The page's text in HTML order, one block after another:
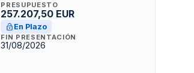
PRESUPUESTO
257.207,50 EUR
En Plazo
FIN PRESENTACIÓN
31/08/2026